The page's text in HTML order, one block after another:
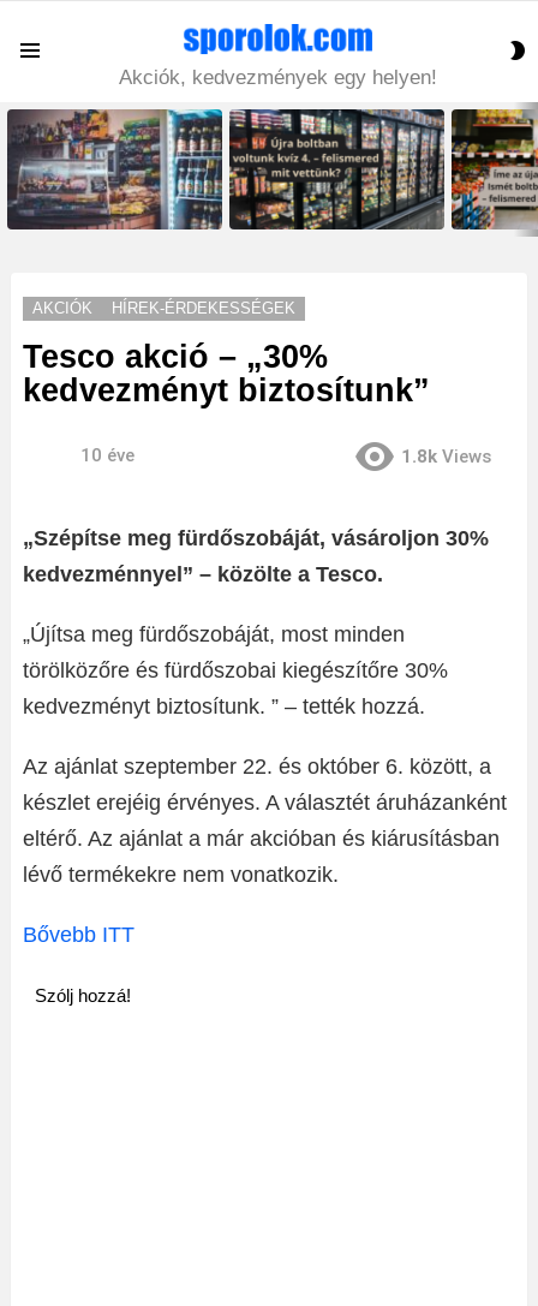
Akciók, kedvezmények egy helyen!
LATEST
STORIES
AKCIÓK HÍREK-ÉRDEKESSÉGEK
Tesco akció – „30%
kedvezményt biztosítunk”
10 éve 1.8k Views
„Szépítse meg fürdőszobáját, vásároljon 30%
kedvezménnyel” – közölte a Tesco.
„Újítsa meg fürdőszobáját, most minden
törölközőre és fürdőszobai kiegészítőre 30%
kedvezményt biztosítunk. ” – tették hozzá.
Az ajánlat szeptember 22. és október 6. között, a
készlet erejéig érvényes. A választét áruházanként
eltérő. Az ajánlat a már akcióban és kiárusításban
lévő termékekre nem vonatkozik.
Bővebb ITT
Szólj hozzá!